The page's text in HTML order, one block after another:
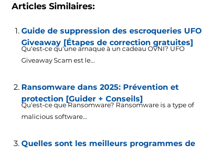
Articles Similaires:
Guide de suppression des escroqueries UFO
Giveaway [Étapes de correction gratuites]
Qu'est-ce qu'une arnaque à un cadeau OVNI? UFO
Giveaway Scam est le...
Ransomware dans 2025: Prévention et
protection [Guider + Conseils]
Qu'est-ce que Ransomware? Ransomware is a type of
malicious software...
Quelles sont les meilleurs programmes de